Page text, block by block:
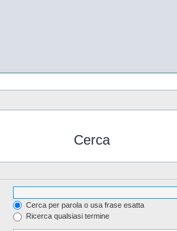
Cerca
Cerca per parola o usa frase esatta
Ricerca qualsiasi termine